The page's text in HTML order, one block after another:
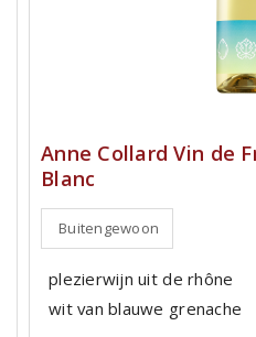
Anne Collard Vin de
Blanc
Buitengewoon
plezierwijn uit de rhône
wit van blauwe grenache